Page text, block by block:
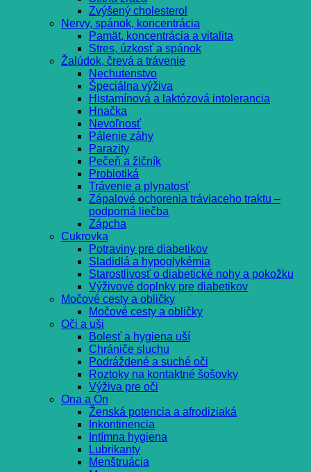
Zvýšený cholesterol
Nervy, spánok, koncentrácia
Pamät, koncentrácia a vitalita
Stres, úzkosť a spánok
Žalúdok, črevá a trávenie
Nechutenstvo
Špeciálna výživa
Histamínová a laktózová intolerancia
Hnačka
Nevoľnosť
Pálenie záhy
Parazity
Pečeň a žlčník
Probiotiká
Trávenie a plynatosť
Zápalové ochorenia tráviaceho traktu –
podporná liečba
Zápcha
Cukrovka
Potraviny pre diabetikov
Sladidlá a hypoglykémia
Starostlivosť o diabetické nohy a pokožku
Výživové doplnky pre diabetikov
Močové cesty a obličky
Močové cesty a obličky
Oči a uši
Bolesť a hygiena uší
Chrániče sluchu
Podráždené a suché oči
Roztoky na kontaktné šošovky
Výživa pre oči
Ona a On
Ženská potencia a afrodiziaká
Inkontinencia
Intímna hygiena
Lubrikanty
Menštruácia